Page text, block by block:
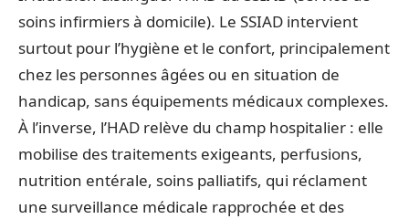
soins infirmiers à domicile). Le SSIAD intervient
surtout pour l’hygiène et le confort, principalement
chez les personnes âgées ou en situation de
handicap, sans équipements médicaux complexes.
À l’inverse, l’HAD relève du champ hospitalier : elle
mobilise des traitements exigeants, perfusions,
nutrition entérale, soins palliatifs, qui réclament
une surveillance médicale rapprochée et des